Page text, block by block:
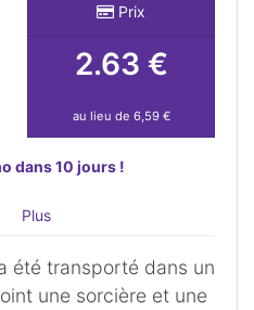
Prix
2.63 €
au lieu de 6,59 €
dans 10 jours !
Plus
été transporté dans un
une sorcière et une